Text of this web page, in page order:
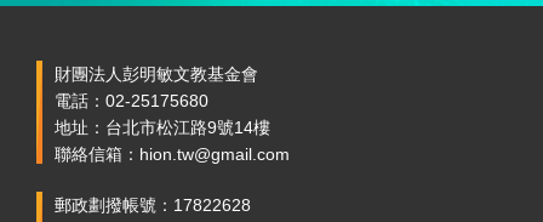
財團法人彭明敏文教基金會
電話：02-25175680
地址：台北市松江路9號14樓
聯絡信箱：hion.tw@gmail.com
郵政劃撥帳號：17822628